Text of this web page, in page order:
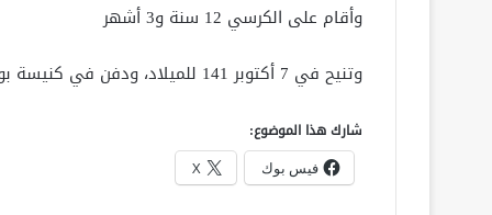
وأقام على الكرسي 12 سنة و3 أشهر
وتنيح في 7 أكتوبر 141 للميلاد، ودفن في كنيسة بوكاليا
شارك هذا الموضوع:
فيس بوك X